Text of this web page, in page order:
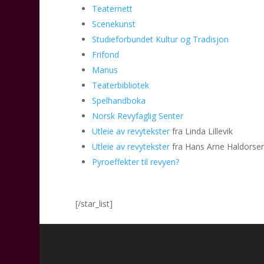
Teaternett
Scenekunst
Studieforbundet Kultur og Tradisjon
Frifond
Manus
Teaterbibliotek
Spelhandboka
Norsk Revyfaglig Senter
Utleie av revyteksterfra Linda Lillevik
Utleie av revyteksterfra Hans Arne
Pyroeffekter til revyen?
[/star_list]